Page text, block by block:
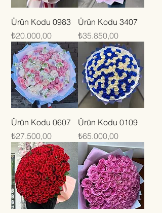
Ürün Kodu 0983
Fiyat
₺20.000,00
Ürün Kodu 3407
Fiyat
₺35.850,00
Ürün Kodu 0607
Fiyat
₺27.500,00
Ürün Kodu 0109
Fiyat
₺65.000,00